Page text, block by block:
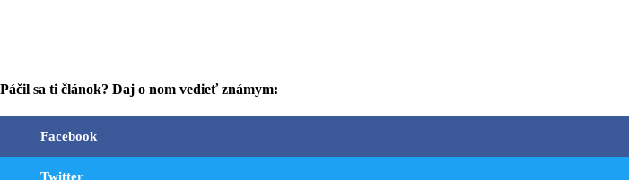
Páčil sa ti článok? Daj o nom vedieť známym:
Facebook
Twitter